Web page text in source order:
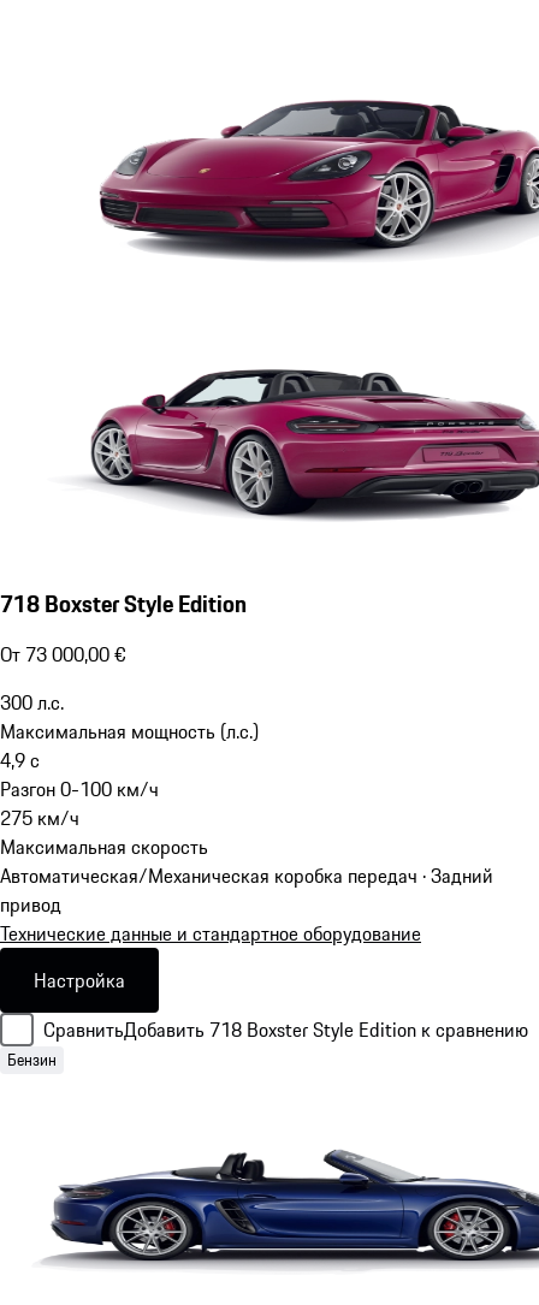
718 Boxster Style Edition
От 73 000,00 €
300л.с.
Максимальная мощность (л.с.)
4,9с
Разгон 0-100 км/ч
275 км/ч
Максимальная скорость
Автоматическая/Механическая коробка передач · Задний
привод
Технические данные и стандартное оборудование
Настройка
СравнитьДобавить 718 Boxster Style Edition к сравнению
Бензин